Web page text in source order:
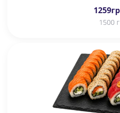
1259
1500 г